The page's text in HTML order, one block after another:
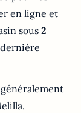
en ligne et
sous2